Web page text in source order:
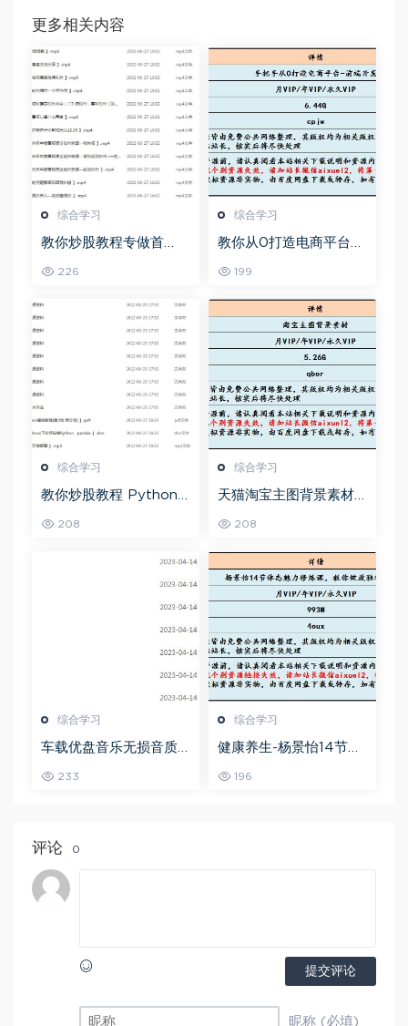
更多相关内容
综合学习
教你炒股教程专做首
226
综合学习
教你从0打造电商平台前
资源打包下载
199
综合学习
教你炒股教程 Python
网盘资源打包下载
208
综合学习
天猫淘宝主图背景素材
源打包下载
208
综合学习
车载优盘音乐无损音质
网盘打包下载
233
综合学习
健康养生-杨景怡14节体
现东方美,百度网盘资源
196
评论 0
提交评论
昵称 (必填)